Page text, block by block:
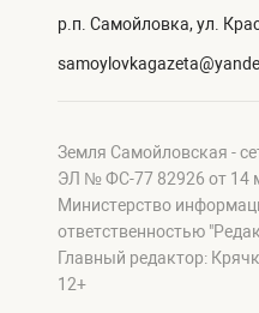
р.п. Самойловка, ул.
Земля Самойловская -
ЭЛ № ФС-77 82926 от 14
Министерство
ответственностью
Главный редактор:
12+